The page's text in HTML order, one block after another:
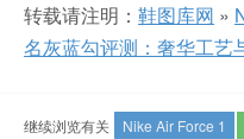
转载请注明： 鞋图库网 »
名灰蓝勾评测：奢华工艺
继续浏览有关 Nike Air Force 1